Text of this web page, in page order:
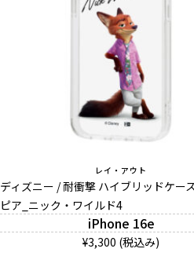
レイ・アウト
ディズニー / 耐衝撃 ハイブリッドケー
ピア_ニック・ワイルド4
iPhone 16e
¥3,300 (税込み)